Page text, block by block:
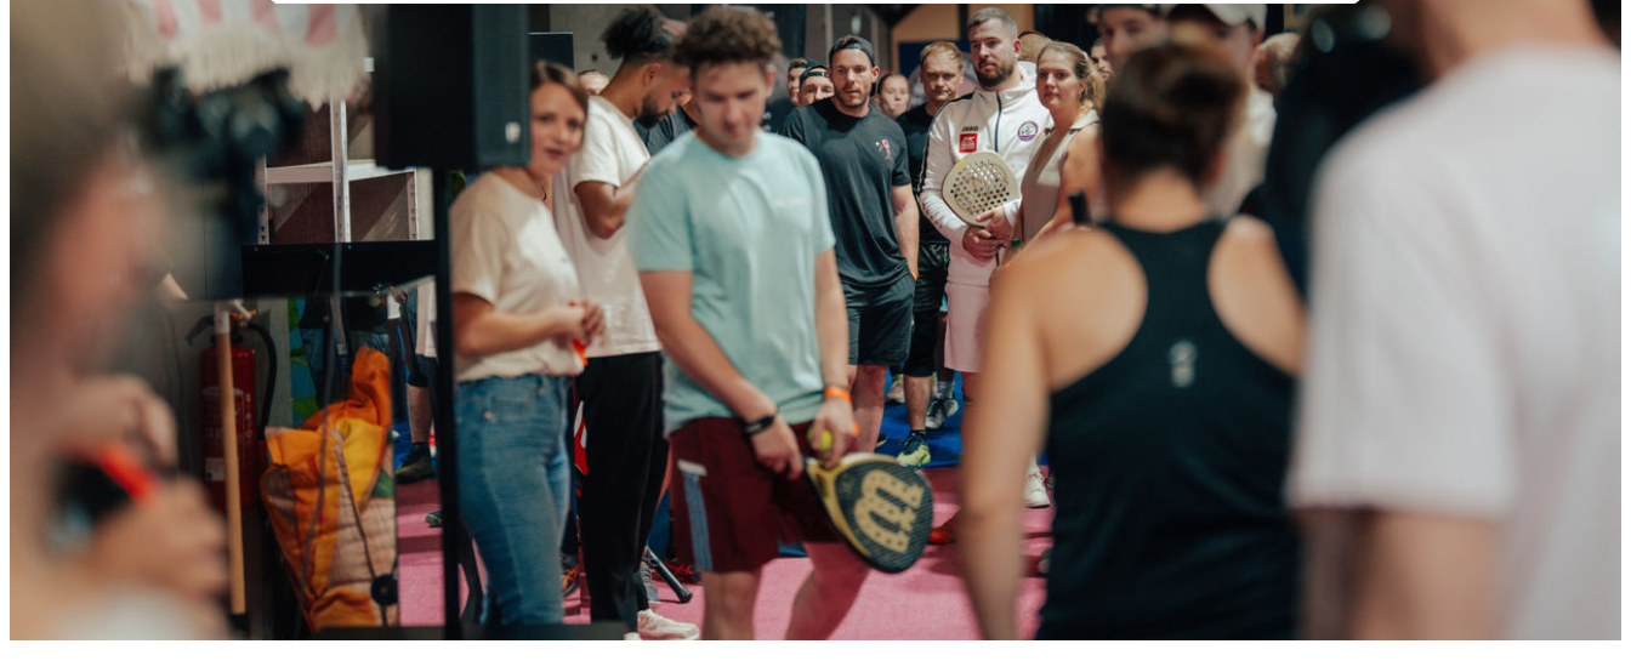
Wir verwenden Cookies, um Inhalte und Anzeigen zu personalisieren, Funktionen für soziale Medien anbieten zu können
und die Zugriffe auf unsere Website zu analysieren. Außerdem geben wir Informationen zu Ihrer Verwendung unserer
Website an unsere Partner für soziale Medien, Werbung und Analysen weiter. Unsere Partner führen diese Informationen
möglicherweise mit weiteren Daten zusammen, die Sie ihnen bereitgestellt haben oder die sie im Rahmen Ihrer Nutzung
der Dienste gesammelt haben. Die
Cookie-Einstellungen
können jederzeit über den Link im Footer aufgerufen und
angepasst werden.